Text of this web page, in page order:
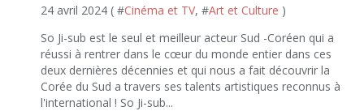
24 avril 2024 ( #Cinéma et TV, #Art et Culture )
So Ji-sub est le seul et meilleur acteur Sud -Coréen qui a
réussi à rentrer dans le cœur du monde entier dans ces
deux dernières décennies et qui nous a fait découvrir la
Corée du Sud a travers ses talents artistiques reconnus à
l'international ! So Ji-sub...